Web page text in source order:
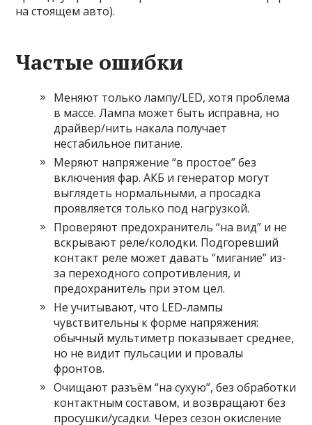
на стоящем авто).
Частые ошибки
Меняют только лампу/LED, хотя проблема
в массе. Лампа может быть исправна, но
драйвер/нить накала получает
нестабильное питание.
Меряют напряжение “в простое” без
включения фар. АКБ и генератор могут
выглядеть нормальными, а просадка
проявляется только под нагрузкой.
Проверяют предохранитель “на вид” и не
вскрывают реле/колодки. Подгоревший
контакт реле может давать “мигание” из-
за переходного сопротивления, и
предохранитель при этом цел.
Не учитывают, что LED-лампы
чувствительны к форме напряжения:
обычный мультиметр показывает среднее,
но не видит пульсации и провалы
фронтов.
Очищают разъём “на сухую”, без обработки
контактным составом, и возвращают без
просушки/усадки. Через сезон окисление